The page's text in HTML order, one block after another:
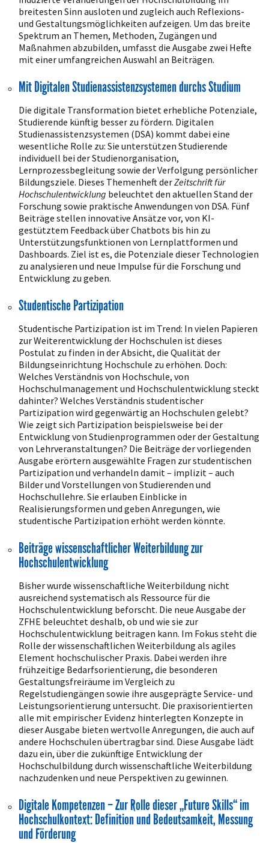
breitesten Sinn ausloten und zugleich auch Reflexions-
und Gestaltungsmöglichkeiten aufzeigen. Um das breite
Spektrum an Themen, Methoden, Zugängen und
Maßnahmen abzubilden, umfasst die Ausgabe zwei Hefte
mit einer umfangreichen Auswahl an Beiträgen.
Mit Digitalen Studienassistenzsystemen durchs Studium
Die digitale Transformation bietet erhebliche Potenziale,
Studierende künftig besser zu fördern. Digitalen
Studienassistenzsystemen (DSA) kommt dabei eine
wesentliche Rolle zu: Sie unterstützen Studierende
individuell bei der Studienorganisation,
Lernprozessbegleitung sowie der Verfolgung persönlicher
Bildungsziele. Dieses Themenheft derZeitschrift für
Hochschulentwicklung beleuchtet den aktuellen Stand der
Forschung sowie praktische Anwendungen von DSA. Fünf
Beiträge stellen innovative Ansätze vor, von KI-
gestütztem Feedback über Chatbots bis hin zu
Unterstützungsfunktionen von Lernplattformen und
Dashboards. Ziel ist es, die Potenziale dieser Technologien
zu analysieren und neue Impulse für die Forschung und
Entwicklung zu geben.
Studentische Partizipation
Studentische Partizipation ist im Trend: In vielen Papieren
zur Weiterentwicklung der Hochschulen ist dieses
Postulat zu finden in der Absicht, die Qualität der
Bildungseinrichtung Hochschule zu erhöhen. Doch:
Welches Verständnis von Hochschule, von
Hochschulmanagement und Hochschulentwicklung steckt
dahinter? Welches Verständnis studentischer
Partizipation wird gegenwärtig an Hochschulen gelebt?
Wie zeigt sich Partizipation beispielsweise bei der
Entwicklung von Studienprogrammen oder der Gestaltung
von Lehrveranstaltungen? Die Beiträge der vorliegenden
Ausgabe erörtern ausgewählte Fragen zur studentischen
Partizipation und verhandeln damit – implizit – auch
Bilder und Vorstellungen von Studierenden und
Hochschullehre. Sie erlauben Einblicke in
Realisierungsformen und geben Anregungen, wie
studentische Partizipation erhöht werden könnte.
Beiträge wissenschaftlicher Weiterbildung zur
Hochschulentwicklung
Bisher wurde wissenschaftliche Weiterbildung nicht
ausreichend systematisch als Ressource für die
Hochschulentwicklung beforscht. Die neue Ausgabe der
ZFHE beleuchtet deshalb, ob und wie sie zur
Hochschulentwicklung beitragen kann. Im Fokus steht die
Rolle der wissenschaftlichen Weiterbildung als agiles
Element hochschulischer Praxis. Dabei werden ihre
frühzeitige Bedarfsorientierung, die besonderen
Gestaltungsfreiräume im Vergleich zu
Regelstudiengängen sowie ihre ausgeprägte Service- und
Leistungsorientierung untersucht. Die praxisorientierten
alle mit empirischer Evidenz hinterlegten Konzepte in
dieser Ausgabe bieten wertvolle Anregungen, die auch auf
andere Hochschulen übertragbar sind. Diese Ausgabe lädt
dazu ein, über die zukünftige Entwicklung der
Hochschulbildung durch wissenschaftliche Weiterbildung
nachzudenken und neue Perspektiven zu gewinnen.
Digitale Kompetenzen – Zur Rolle dieser „Future Skills“ im
Hochschulkontext: Definition und Bedeutsamkeit, Messung
und Förderung